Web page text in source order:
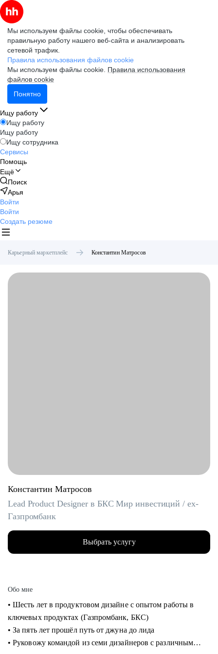
Мы используем файлы cookie, чтобы обеспечивать
правильную работу нашего веб-сайта и анализировать
сетевой трафик.
Правила использования файлов cookie
Мы используем файлы cookie. Правила использования
файлов cookie
Понятно
Ищу работу
Ищу работу
Ищу работу
Ищу сотрудника
Сервисы
Помощь
Ещё
Поиск
Арья
Войти
Войти
Создать резюме
Карьерный маркетплейс Константин Матросов
Константин Матросов
Lead Product Designer в БКС Мир инвестиций / ex-
Газпромбанк
Выбрать услугу
Обо мне
• Шесть лет в продуктовом дизайне с опытом работы в
ключевых продуктах (Газпромбанк, БКС)
• За пять лет прошёл путь от джуна до лида
• Руковожу командой из семи дизайнеров с различным